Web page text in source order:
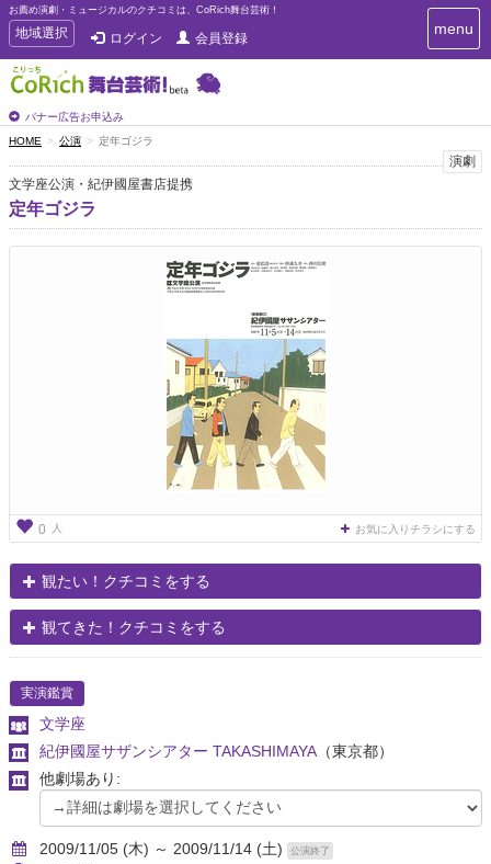
お薦め演劇・ミュージカルのクチコミは、CoRich舞台芸術！
T
o
g
g
e
n
a
v
i
g
地域選択 ログイン 会員登録
バナー広告お申込み
T
o
i
g
menu
HOME 公演 定年ゴジラ
演劇
文学座公演・紀伊國屋書店提携
定年ゴジラ
0 人 お気に入りチラシにする
観たい！クチコミをする
観てきた！クチコミをする
実演鑑賞
文学座
紀伊國屋サザンシアター TAKASHIMAYA （東京都）
他劇場あり:
2009/11/05 (木) ～ 2009/11/14 (土) 公演終了